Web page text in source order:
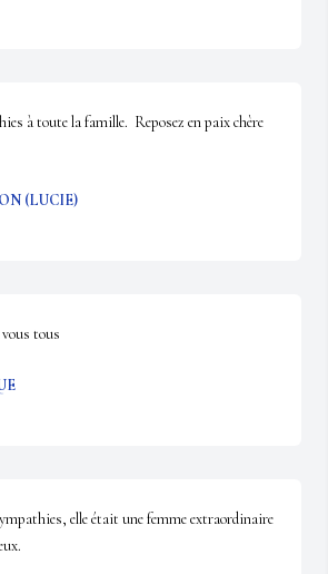
à toute la famille.  Reposez en paix chère
(LUCIE)
tous
elle était une femme extraordinaire